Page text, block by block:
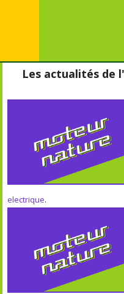
Les actualités de
electrique.